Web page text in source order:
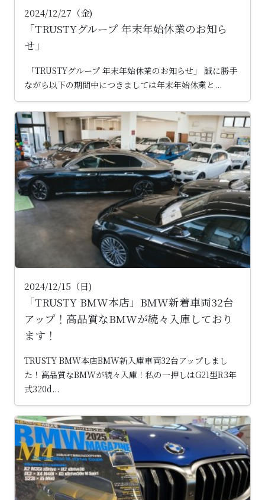
2024/12/27（金)
「TRUSTYグループ 年末年始休業のお知ら
せ」
「TRUSTYグループ 年末年始休業のお知らせ」 誠に勝手
ながら以下の期間中につきましては年末年始休業と...
2024/12/15（日)
「TRUSTY BMW本店」BMW新着車両32台
アップ！高品質なBMWが続々入庫しており
ます！
TRUSTY BMW本店BMW新入庫車両32台アップしまし
た！高品質なBMWが続々入庫！私の一押しはG21型R3年
式320d...